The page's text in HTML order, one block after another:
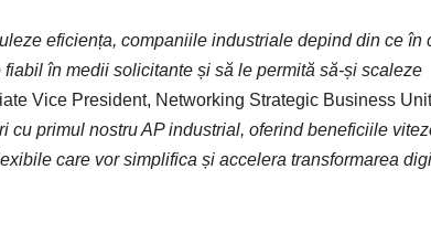
eficiența, companiile industriale depind din ce în
în medii solicitante și să le permită să-și scaleze
Vice President, Networking Strategic Business
cu primul nostru AP industrial, oferind beneficiile
care vor simplifica și accelera transformarea